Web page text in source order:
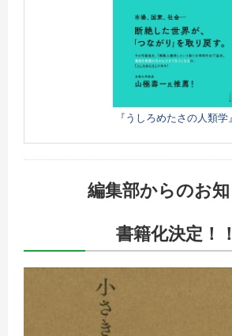
『うしろめたさの人類学』
編集部からのお
書籍化決定！！